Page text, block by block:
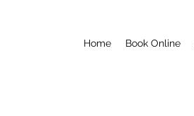
Home Book Online